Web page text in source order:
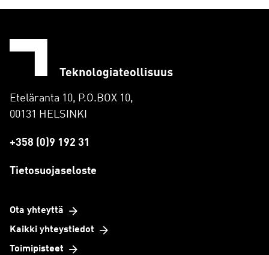
Eteläranta 10, P.O.BOX 10,
00131 HELSINKI
+358 (0)9 192 31
Tietosuojaseloste
Ota yhteyttä
Kaikki yhteystiedot
Toimipisteet